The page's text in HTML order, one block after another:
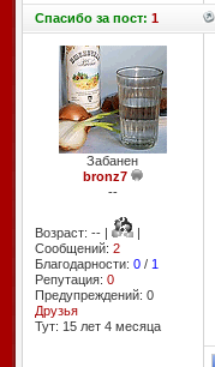
Спасибоза пост: 1
Забанен
bronz7
--
Возраст: -- |
|
Сообщений: 2
Благодарности: 0/ 1
Репутация: 0
Предупреждений: 0
Друзья
Тут: 15 лет 4 месяцa